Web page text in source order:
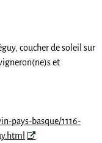
coucher de soleil sur
et
pays-basque/1116-